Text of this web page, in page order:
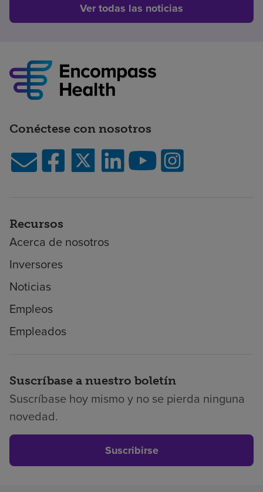
Ver todas las noticias
Conéctese con nosotros
Recursos
Acerca de nosotros
Inversores
Noticias
Empleos
Empleados
Suscríbase a nuestro boletín
Suscríbase hoy mismo y no se pierda ninguna
novedad.
Suscribirse